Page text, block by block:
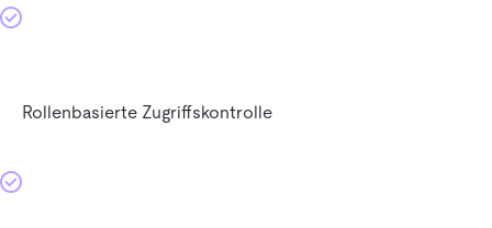
Rollenbasierte Zugriffskontrolle